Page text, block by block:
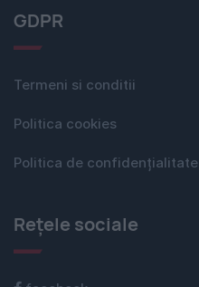
GDPR
Termeni si conditii
Politica cookies
Politica de confidențialitate
Rețele sociale